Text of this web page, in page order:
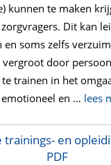
kunnen te maken
Dit kan
en soms zelfs
vergroot door
trainen in het
en … lees
trainings- en
PDF